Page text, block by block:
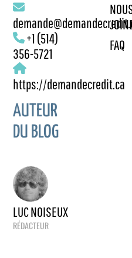
+1 (514)
356-5721
https://demandecredit.ca
AUTEUR
DU BLOG
LUC NOISEUX
RÉDACTEUR
FAQ